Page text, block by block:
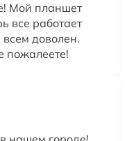
Мой планшет
все работает
доволен.
пожалеете!